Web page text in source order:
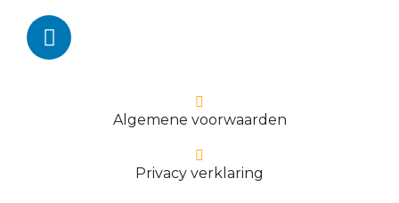
Algemene voorwaarden
Privacy verklaring